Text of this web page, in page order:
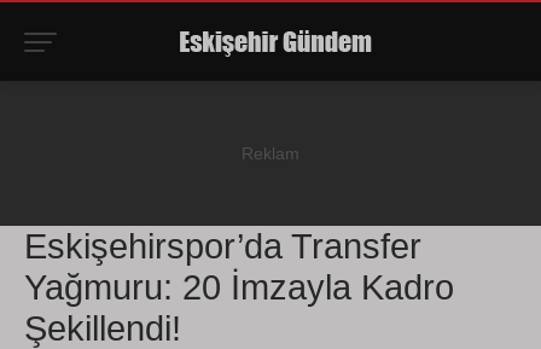
Eskişehirspor’da Transfer
Yağmuru: 20 İmzayla Kadro
Şekillendi!